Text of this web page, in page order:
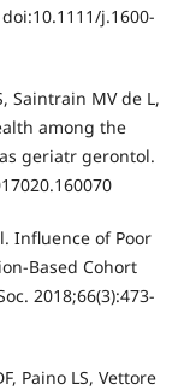
j.1600-
Saintrain MV de L,
among the
geriatr gerontol.
Influence of Poor
Based Cohort
2018;66(3):473-
Paino LS, Vettore